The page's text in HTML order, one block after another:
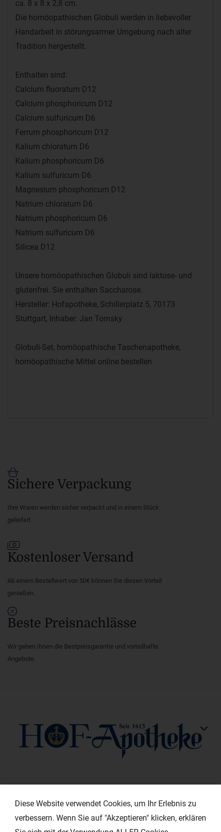
ca. 8 x 8 x 2,8 cm.
Die homöopathischen Globuli werden in liebevoller
Handarbeit in störungsarmer Umgebung nach alter
Tradition hergestellt.
Enthalten sind:
Calcium fluoratum D12
Calcium phosphoricum D12
Calcium sulfuricum D6
Ferrum phosphoricum D12
Kalium chloratum D6
Kalium phosphoricum D6
Kalium sulfuricum D6
Magnesium phosphoricum D12
Natrium chloratum D6
Natrium phosphoricum D6
Natrium sulfuricum D6
Silicea D12
Unsere homöopathischen Globuli sind laktose- und
glutenfrei. Sie enthalten Saccharose.
Hersteller: Hofapotheke, Schillerplatz 5, 70173
Stuttgart, Inhaber: Jan Tomsky
Globuli-Set, homöopathische Taschenapotheke,
homöopathische Mittel online bestellen
Sichere Verpackung
Ihre Waren werden sicher verpackt und in einem Stück
geliefert
Kostenloser Versand
Ab einem Bestellwert von 50€ können Sie diesen Vorteil
genießen.
Beste Preisnachlässe
Wir geben Ihnen die Bestpreisgarantie und vorteilhafte
Angebote.
Diese Website verwendet Cookies, um Ihr Erlebnis zu
verbessern. Wenn Sie auf "Akzeptieren" klicken, erklären